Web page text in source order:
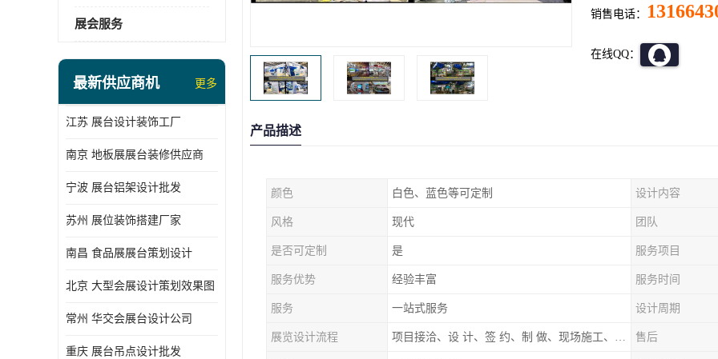
展会服务
最新供应商机 更多
江苏 展台设计装饰工厂
南京 地板展展台装修供应商
宁波 展台铝架设计批发
苏州 展位装饰搭建厂家
南昌 食品展展台策划设计
北京 大型会展设计策划效果图
常州 华交会展台设计公司
重庆 展台吊点设计批发
销售电话：
在线QQ：
产品描述
颜色 白色、蓝色等可定制 设计内容
风格 现代 团队
是否可定制 是 服务项目
服务优势 经验丰富 服务时间
服务 一站式服务 设计周期
展览设计流程 项目接洽、设 计、签 约、制 做、现场施工、展期服务、后续跟踪 售后